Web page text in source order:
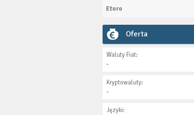
Etoro
Oferta
Waluty Fiat:
-
Kryptowaluty:
-
Języki: